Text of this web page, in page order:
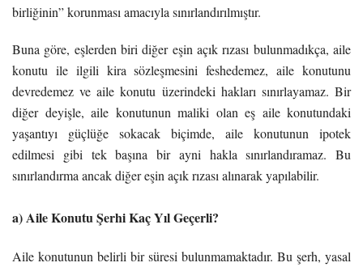
birliğinin” korunması amacıyla sınırlandırılmıştır.
Buna göre, eşlerden biri diğer eşin açık rızası bulunmadıkça, aile
konutu ile ilgili kira sözleşmesini feshedemez, aile konutunu
devredemez ve aile konutu üzerindeki hakları sınırlayamaz. Bir
diğer deyişle, aile konutunun maliki olan eş aile konutundaki
yaşantıyı güçlüğe sokacak biçimde, aile konutunun ipotek
edilmesi gibi tek başına bir ayni hakla sınırlandıramaz. Bu
sınırlandırma ancak diğer eşin açık rızası alınarak yapılabilir.
a) Aile Konutu Şerhi Kaç Yıl Geçerli?
Aile konutunun belirli bir süresi bulunmamaktadır. Bu şerh, yasal